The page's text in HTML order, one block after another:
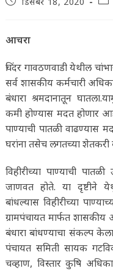
आचरा
चिंदर गावठणवाडी येथील
सर्व शासकीय कर्मचारी
बंधारा श्रमदानातून
कमी होण्यास मदत होणार
पाण्याची पातळी वाढण्यास
घरांना तसेच लगतच्या शेतकरी
विहीरीच्या पाण्याची
जाणवत होते. या दृष्टीने
बांधल्यास विहीरीच्या
ग्रामपंचायत मार्फत शासकीय
बंधारा बांधण्याचा संकल्प
पंचायत समिती सायक
चव्हाण, विस्तार कुषि